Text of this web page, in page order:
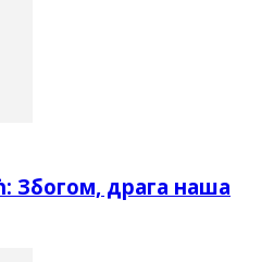
Збогом, драга наша